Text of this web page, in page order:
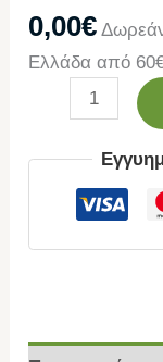
0,00€
Ελλάδα από